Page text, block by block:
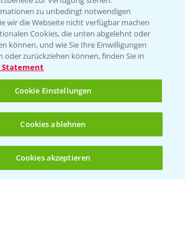
(noch 4)
auf WhatsApp
346 564 1
Notfällen
(0)214/30-20220
zu unbedingt notwendigen
wir die Webseite nicht verfügbar machen
Cookies, die unten abgelehnt oder
können, und wie Sie Ihre Einwilligungen
oder zurückziehen können, finden Sie in
Statement
Cookie Einstellungen
Cookies ablehnen
Cookies akzeptieren